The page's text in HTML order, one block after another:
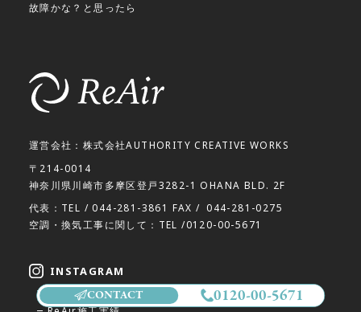
CONTACT 0120-00-5671
故障かな？と思ったら
運営会社：株式会社AUTHORITY CREATIVE WORKS
〒214-0014
神奈川県川崎市多摩区登戸3282-1 OHANA BLD. 2F
代表：TEL / 044-281-3861 FAX / 044-281-0275
空調・換気工事に関して：TEL /0120-00-5671
INSTAGRAM
空調換気のお悩み解決